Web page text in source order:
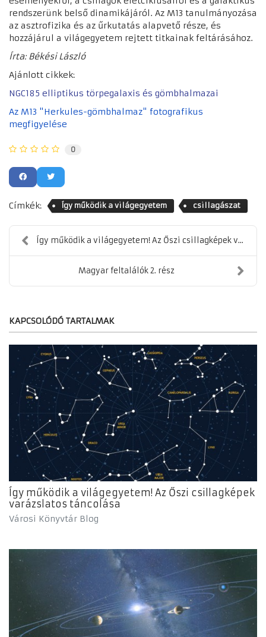
rendszerünk belső dinamikájáról. Az M13 tanulmányozása
az asztrofizika és az űrkutatás alapvető része, és
hozzájárul a világegyetem rejtett titkainak feltárásához.
Írta: Békési László
Ajánlott cikkek:
NGC185 elliptikus törpegalaxis és gömbhalmazai
Az M13 "Herkules-gömbhalmaz" fotografikus
megfigyelése
0
Címkék: Így működik a világegyetem csillagászat
Így működik a világegyetem! Az Őszi csillagképek v...
Magyar feltalálók 2. rész
KAPCSOLÓDÓ TARTALMAK
Így működik a világegyetem! Az Őszi csillagképek
varázslatos táncolása
Városi Könyvtár Blog